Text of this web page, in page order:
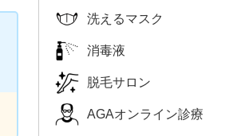
洗えるマスク
消毒液
脱毛サロン
AGAオンライン診療